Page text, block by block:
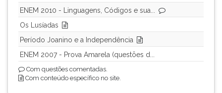
ENEM 2010 - Linguagens, Códigos e sua...
Os Lusíadas
Período Joanino e a Independência
ENEM 2007 - Prova Amarela (questões d...
Com questões comentadas.
Com conteúdo específico no site.